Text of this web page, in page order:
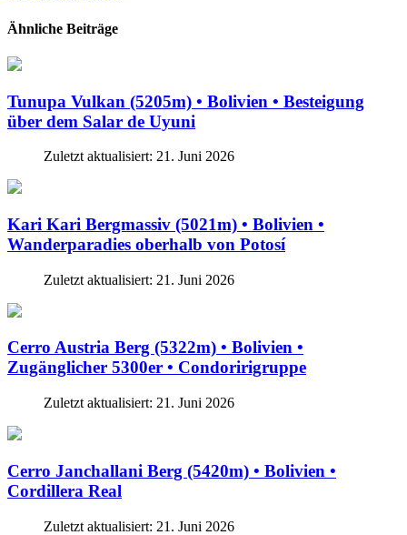
Ähnliche Beiträge
Tunupa Vulkan (5205m) • Bolivien • Besteigung
über dem Salar de Uyuni
Zuletzt aktualisiert: 21. Juni 2026
Kari Kari Bergmassiv (5021m) • Bolivien •
Wanderparadies oberhalb von Potosí
Zuletzt aktualisiert: 21. Juni 2026
Cerro Austria Berg (5322m) • Bolivien •
Zugänglicher 5300er • Condoririgruppe
Zuletzt aktualisiert: 21. Juni 2026
Cerro Janchallani Berg (5420m) • Bolivien •
Cordillera Real
Zuletzt aktualisiert: 21. Juni 2026